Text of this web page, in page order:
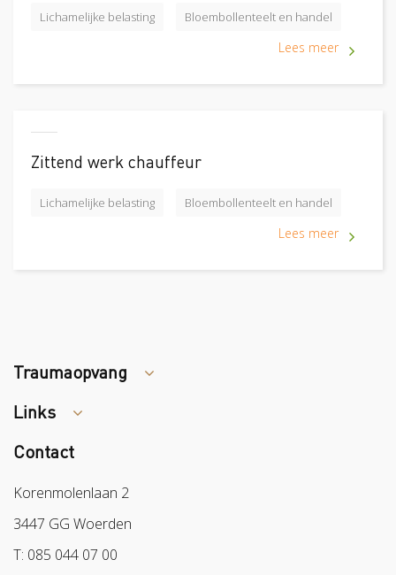
Lichamelijke belasting Bloembollenteelt en handel
Lees meer
Zittend werk chauffeur
Lichamelijke belasting Bloembollenteelt en handel
Lees meer
Traumaopvang
Tips arbocatalogus?
Links
Colland
Sazas
BPL
Arbeidsmarkt
Contact
Korenmolenlaan 2
3447 GG Woerden
T: 085 044 07 00